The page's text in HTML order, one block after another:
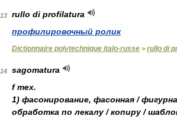
13
rullo di profilatura
профилировочный ролик
Dictionnaire polytechnique italo-russe >rullo di
14
sagomatura
f тех.
1) фасонирование, фасонная /
обработка по лекалу / копиру /